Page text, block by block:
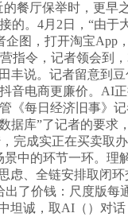
餐厅保举时，更早
。4月2日，“由
图，打开淘宝
令，记者领会到
说。记者留意到
音电商更廉价。AI
《每日经济旧事》
库”了记者的要
完成实正在买卖取
中的环节一环。
、全链安排取闭
了价钱：尺度版
坦诚，取AI（）对